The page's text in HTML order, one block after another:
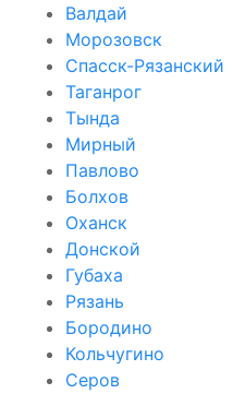
Валдай
Морозовск
Спасск-Рязанский
Таганрог
Тында
Мирный
Павлово
Болхов
Оханск
Донской
Губаха
Рязань
Бородино
Кольчугино
Серов